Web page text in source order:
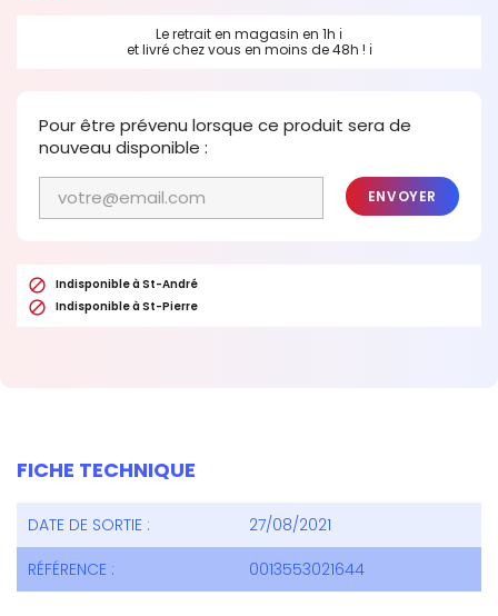
Le retrait en magasin en 1h ℹ
et livré chez vous en moins de 48h ! ℹ
Pour être prévenu lorsque ce produit sera de
nouveau disponible :
ENVOYER
 Indisponible à St-André
 Indisponible à St-Pierre
FICHE TECHNIQUE
DATE DE SORTIE :
27/08/2021
RÉFÉRENCE :
0013553021644